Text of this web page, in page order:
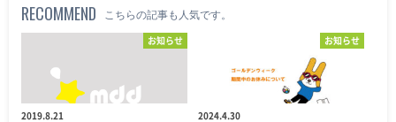
RECOMMEND こちらの記事も人気です。
お知らせ
2019.8.21
お知らせ
2024.4.30